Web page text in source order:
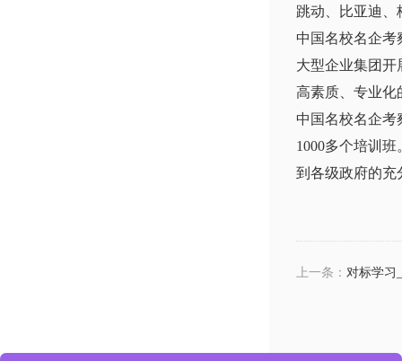
跳动、比亚迪、
中国名校名企
大型企业集团
高素质、专业化
中国名校名企考
1000多个培训
到各级政府的充
上一条： 对标学习